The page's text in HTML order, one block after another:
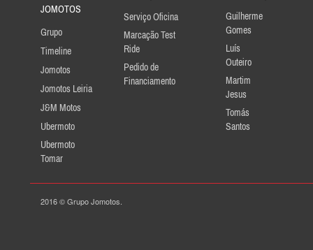
JOMOTOS
Grupo
Timeline
Jomotos
Jomotos Leiria
J&M Motos
Ubermoto
Ubermoto
Tomar
Serviço Oficina
Marcação Test
Ride
Pedido de
Financiamento
Guilherme
Gomes
Luís
Outeiro
Martim
Jesus
Tomás
Santos
2016 © Grupo Jomotos.